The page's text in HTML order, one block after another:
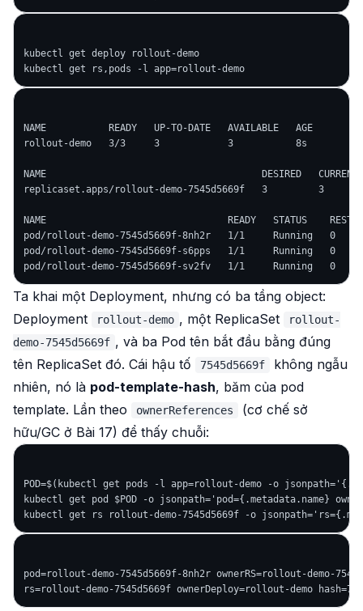
kubectl get deploy rollout-demo
NAME           READY   UP-TO-DATE   AVAILABLE   AGE
rollout-demo   3/3     3            3           8s
NAME                                      DESIRED   CURRENT
replicaset.apps/rollout-demo-7545d5669f   3         3
NAME                                READY   STATUS
pod/rollout-demo-7545d5669f-8nh2r   1/1     Running   0
pod/rollout-demo-7545d5669f-s6pps   1/1     Running   0
Ta khai một Deployment, nhưng có ba tầng object:
Deployment
rollout-demo , một ReplicaSet
rollout-
demo-7545d5669f , và ba Pod tên bắt đầu bằng đúng
tên ReplicaSet đó. Cái hậu tố
7545d5669f
không ngẫu
nhiên, nó là pod-template-hash, băm của pod
template. Lần theo
ownerReferences
(cơ chế sở
hữu/GC ở Bài 17) để thấy chuỗi:
POD=$(kubectl get pods -l app=rollout-demo -o
kubectl get pod $POD -o jsonpath='pod={.metadata.name}
pod=rollout-demo-7545d5669f-8nh2r ownerRS=rollout-demo-